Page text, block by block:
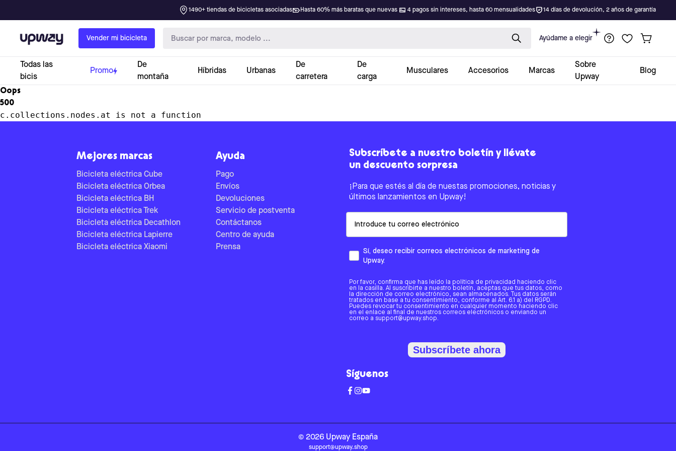
1490+ tiendas de bicicletas asociadas Hasta 60% más baratas que nuevas 4 pagos sin intereses, hasta 60 mensualidades 14 días de devolución, 2 años de garantía
Upway Vender mi bicicleta Ayúdame a elegir
Todas las
bicis
Promo
De
montaña
Híbridas Urbanas
De
carretera
De
carga
Musculares Accesorios Marcas
Sobre
Upway
Blog
Oops
500
c.collections.nodes.at is not a function
Mejores marcas
Bicicleta eléctrica Cube
Bicicleta eléctrica Orbea
Bicicleta eléctrica BH
Bicicleta eléctrica Trek
Bicicleta eléctrica Decathlon
Bicicleta eléctrica Lapierre
Bicicleta eléctrica Xiaomi
Ayuda
Pago
Envíos
Devoluciones
Servicio de postventa
Contáctanos
Centro de ayuda
Prensa
Subscríbete a nuestro boletín y llévate
un descuento sorpresa
¡Para que estés al día de nuestas promociones, noticias y
últimos lanzamientos en Upway!
Sí, deseo recibir correos electrónicos de marketing de
Upway.
Por favor, confirma que has leído la política de privacidad haciendo clic
en la casilla. Al suscribirte a nuestro boletín, aceptas que tus datos, como
la dirección de correo electrónico, sean almacenados. Tus datos serán
tratados en base a tu consentimiento, conforme al Art. 6.1 a) del RGPD.
Puedes revocar tu consentimiento en cualquier momento haciendo clic
en el enlace al final de nuestros correos electrónicos o enviando un
correo a support@upway.shop.
Subscríbete ahora
Síguenos
© 2026 Upway España
support@upway.shop